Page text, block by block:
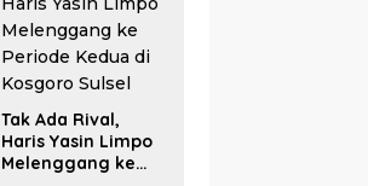
Tak Ada Rival,
Haris Yasin Limpo
Melenggang ke